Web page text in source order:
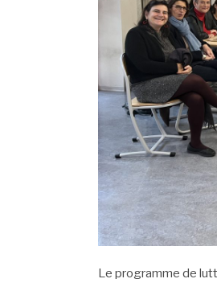
Le programme de